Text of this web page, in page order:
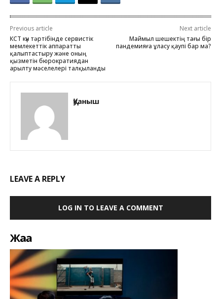
Previous article
КСТ күн тәртібінде сервистік
мемлекеттік аппаратты
қалыптастыру және оның
қызметін бюрократиядан
арылту мәселелері талқыланды
Next article
Маймыл шешектің тағы бір
пандемияға ұласу қаупі бар ма?
Қуаныш
LEAVE A REPLY
LOG IN TO LEAVE A COMMENT
Жаңа